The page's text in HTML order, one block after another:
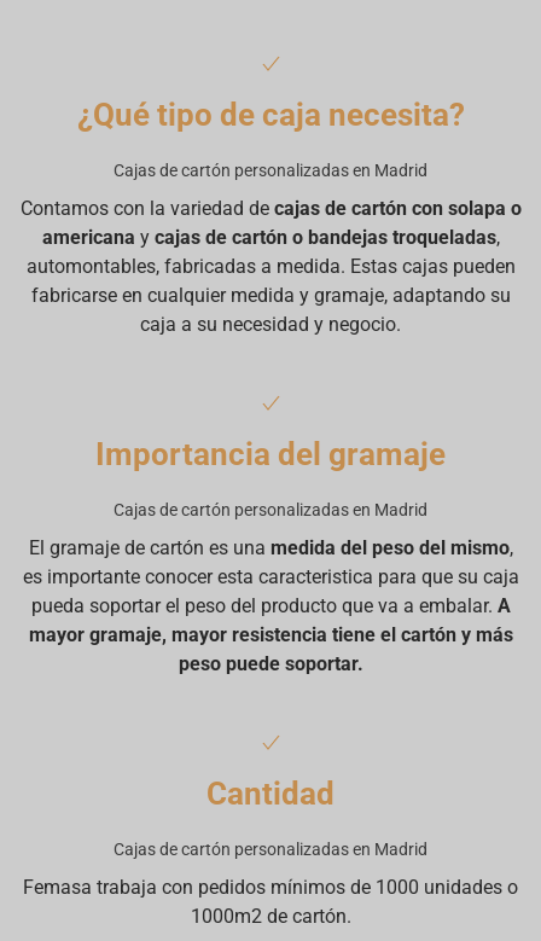
¿Qué tipo de caja necesita?
Cajas de cartón personalizadas en Madrid
Contamos con la variedad de cajas de cartón con solapa o
americana y cajas de cartón o bandejas troqueladas,
automontables, fabricadas a medida. Estas cajas pueden
fabricarse en cualquier medida y gramaje, adaptando su
caja a su necesidad y negocio.
Importancia del gramaje
Cajas de cartón personalizadas en Madrid
El gramaje de cartón es una medida del peso del mismo,
es importante conocer esta caracteristica para que su caja
pueda soportar el peso del producto que va a embalar. A
mayor gramaje, mayor resistencia tiene el cartón y más
peso puede soportar.
Cantidad
Cajas de cartón personalizadas en Madrid
Femasa trabaja con pedidos mínimos de 1000 unidades o
1000m2 de cartón.